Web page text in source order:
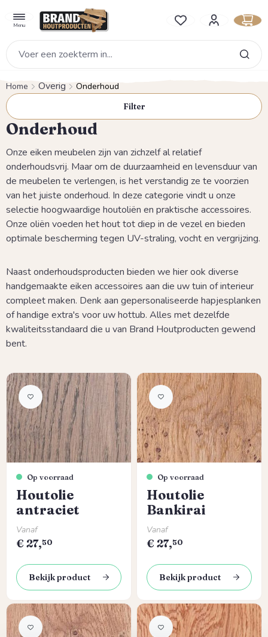
Menu Je hebt 0 items op je
Home Overig Onderhoud
Filter
Onderhoud
Onze eiken meubelen zijn van zichzelf al relatief
onderhoudsvrij. Maar om de duurzaamheid en levensduur van
de meubelen te verlengen, is het verstandig ze te voorzien
van het juiste onderhoud. In deze categorie vindt u onze
selectie hoogwaardige houtoliën en praktische accessoires.
Onze oliën voeden het hout tot diep in de vezel en bieden
optimale bescherming tegen UV-straling, vocht en vergrijzing.
Naast onderhoudsproducten bieden we hier ook diverse
handgemaakte eiken accessoires aan die uw tuin of interieur
compleet maken. Denk aan gepersonaliseerde hapjesplanken
of handige extra's voor uw hottub. Alles met dezelfde
kwaliteitsstandaard die u van Brand Houtproducten gewend
bent.
Op voorraad
Houtolie
antraciet
Normale prijs:
Vanaf
€ 27,50
Bekijk product
Op voorraad
Houtolie
Bankirai
Normale prijs:
Vanaf
€ 27,50
Bekijk product